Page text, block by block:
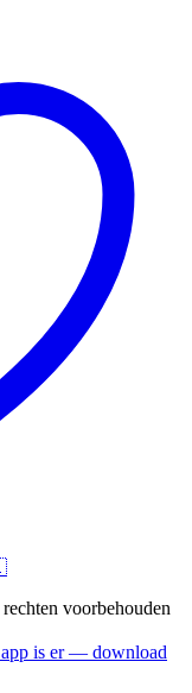
voorbehouden
is er — download